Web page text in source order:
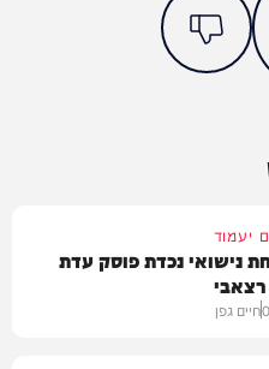
יעמוד
נישואי נכדת פוסק עדת
רצאבי
חיים גפן